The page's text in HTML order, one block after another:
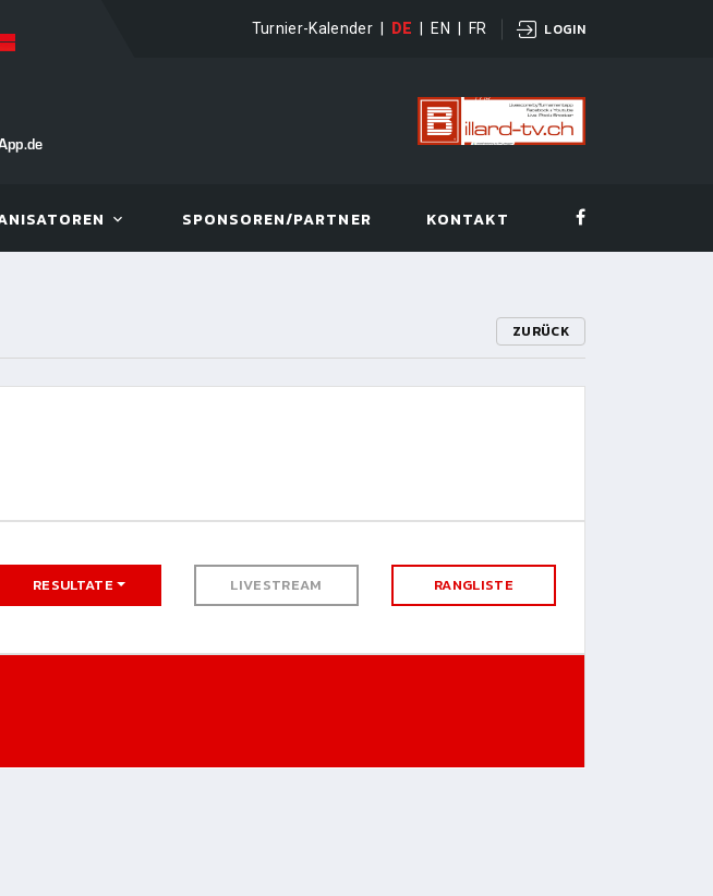
Turnier-Kalender DE EN FR LOGIN
SPONSOREN/PARTNER KONTAKT
ZURÜCK
RESULTATE LIVESTREAM RANGLISTE